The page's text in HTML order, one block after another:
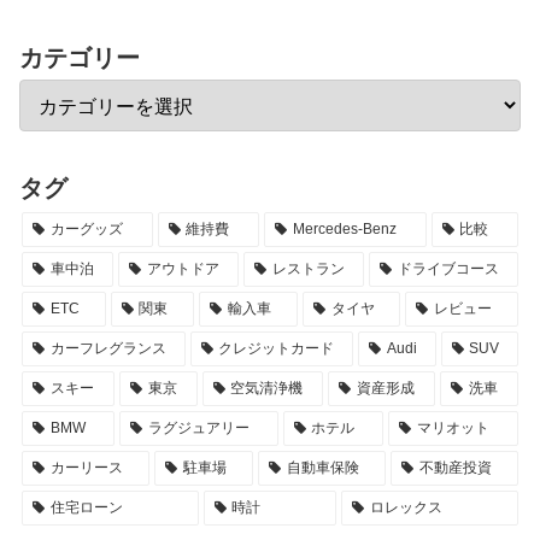
カテゴリー
タグ
カーグッズ 維持費 Mercedes-Benz 比較
車中泊 アウトドア レストラン ドライブコース
ETC 関東 輸入車 タイヤ レビュー
カーフレグランス クレジットカード Audi SUV
スキー 東京 空気清浄機 資産形成 洗車
BMW ラグジュアリー ホテル マリオット
カーリース 駐車場 自動車保険 不動産投資
住宅ローン 時計 ロレックス